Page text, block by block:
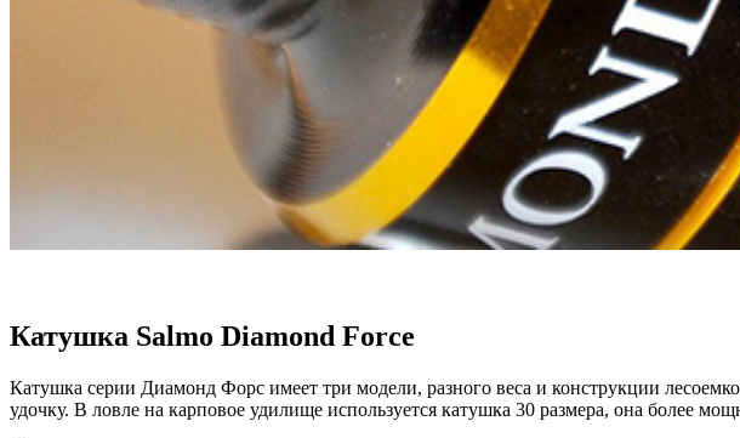
Катушка Salmo Diamond Force
Катушка серии Диамонд Форс имеет три модели, разного веса и конструкции
удочку. В ловле на карповое удилище используется катушка 30 размера, она более